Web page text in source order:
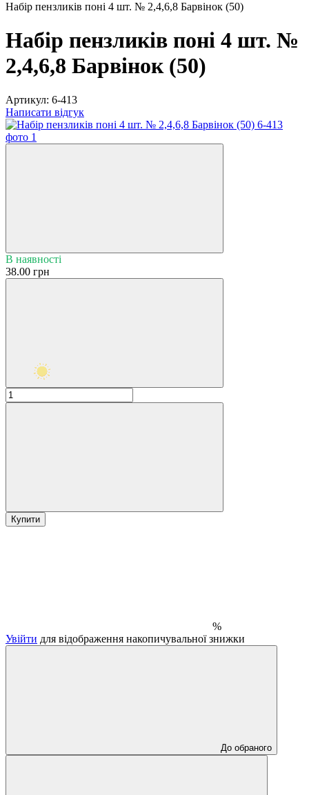
Набір пензликів поні 4 шт. № 2,4,6,8 Барвінок (50)
Набір пензликів поні 4 шт. №
2,4,6,8 Барвінок (50)
Артикул: 6-413
Написати відгук
В наявності
38.00 грн
Купити
%
Увійти для відображення накопичувальної знижки
До обраного